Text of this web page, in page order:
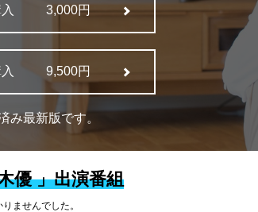
3,000円
9,500円
み最新版です。
優 」出演番組
ませんでした。